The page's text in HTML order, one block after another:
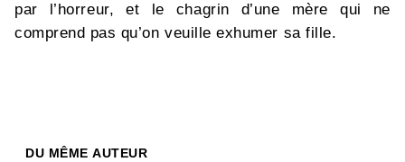
par l’horreur, et le chagrin d’une mère qui ne
comprend pas qu’on veuille exhumer sa fille.
DU MÊME AUTEUR